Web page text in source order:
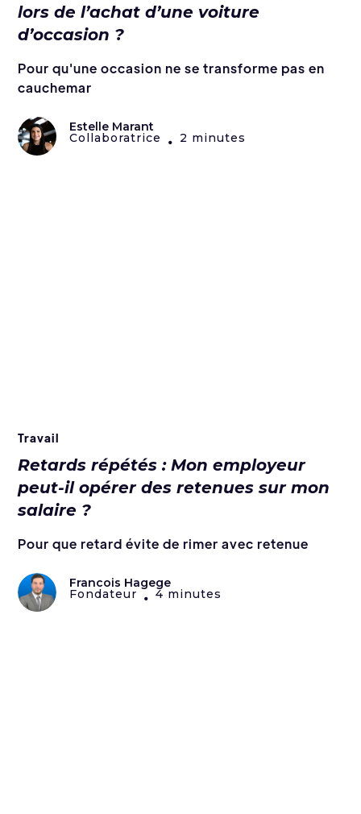
lors de l’achat d’une voiture
d’occasion ?
Pour qu'une occasion ne se transforme pas en
cauchemar
Estelle Marant
Collaboratrice • 2 minutes
Travail
Retards répétés : Mon employeur
peut-il opérer des retenues sur mon
salaire ?
Pour que retard évite de rimer avec retenue
Francois Hagege
Fondateur • 4 minutes